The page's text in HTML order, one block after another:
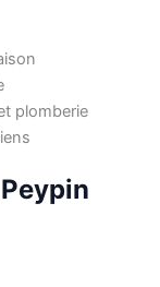
plomberie